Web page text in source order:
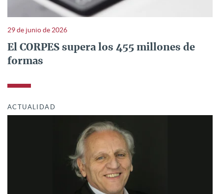
29 de junio de 2026
El CORPES supera los 455 millones de
formas
ACTUALIDAD